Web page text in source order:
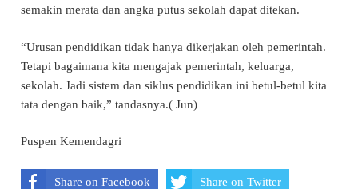
semakin merata dan angka putus sekolah dapat ditekan.
“Urusan pendidikan tidak hanya dikerjakan oleh pemerintah.
Tetapi bagaimana kita mengajak pemerintah, keluarga,
sekolah. Jadi sistem dan siklus pendidikan ini betul-betul kita
tata dengan baik,” tandasnya.( Jun)
Puspen Kemendagri
Share on Facebook Share on Twitter